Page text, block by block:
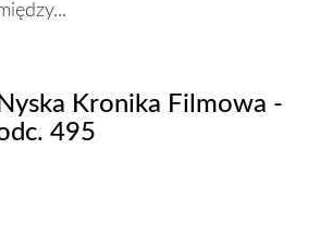
Nyska Kronika Filmowa -
495